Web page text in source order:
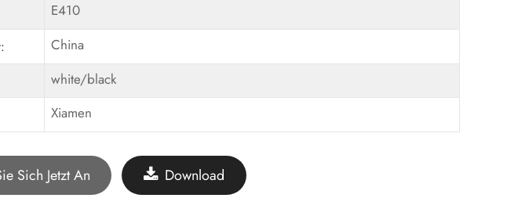
E410
China
white/black
Xiamen
Sich Jetzt An Download